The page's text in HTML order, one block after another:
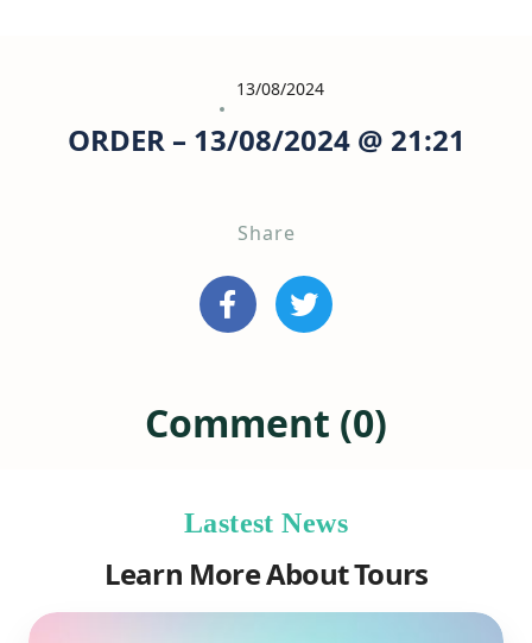
13/08/2024
ORDER – 13/08/2024 @ 21:21
Share
Comment (0)
Lastest News
Learn More About Tours